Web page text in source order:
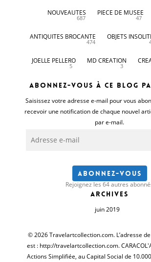
NOUVEAUTES
687
PIECE DE MUSEE
47
ANTIQUITES BROCANTE
474
OBJETS
JOELLE PELLERO
5
MD CREATION
3
Abonnez-vous à ce blog
Saisissez votre adresse e-mail pour vous
recevoir une notification de chaque nouvel
par e-mail.
e-
Abonnez-vous
Rejoignez les 64 autres
Archives
juin 2019
© 2026 Travelartcollection.com. L’adresse
est : http://travelartcollection.com.
Actions Simplifiée, au Capital Social de